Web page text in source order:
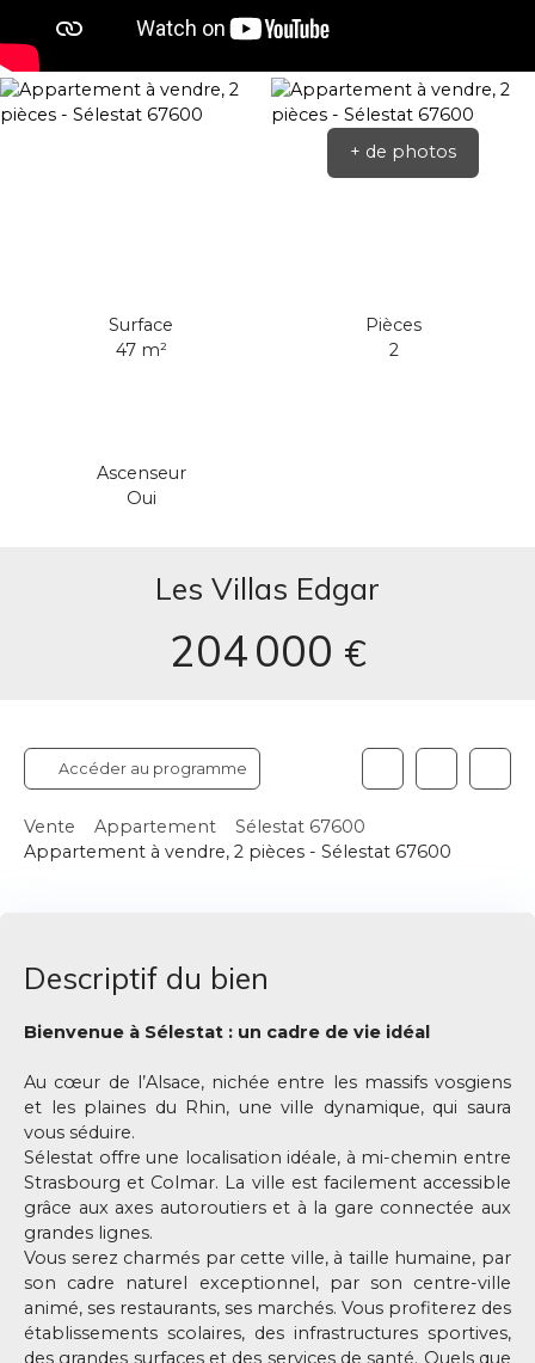
+ de photos
Surface
47 m²
Pièces
2
Ascenseur
Oui
Les Villas Edgar
204 000 €
Accéder au programme
Vente Appartement
Sélestat 67600
Appartement à vendre, 2 pièces - Sélestat 67600
Descriptif du bien
Bienvenue à Sélestat : un cadre de vie idéal
Au cœur de l’Alsace, nichée entre les massifs vosgiens
et les plaines du Rhin, une ville dynamique, qui saura
vous séduire.
Sélestat offre une localisation idéale, à mi-chemin entre
Strasbourg et Colmar. La ville est facilement accessible
grâce aux axes autoroutiers et à la gare connectée aux
grandes lignes.
Vous serez charmés par cette ville, à taille humaine, par
son cadre naturel exceptionnel, par son centre-ville
animé, ses restaurants, ses marchés. Vous profiterez des
établissements scolaires, des infrastructures sportives,